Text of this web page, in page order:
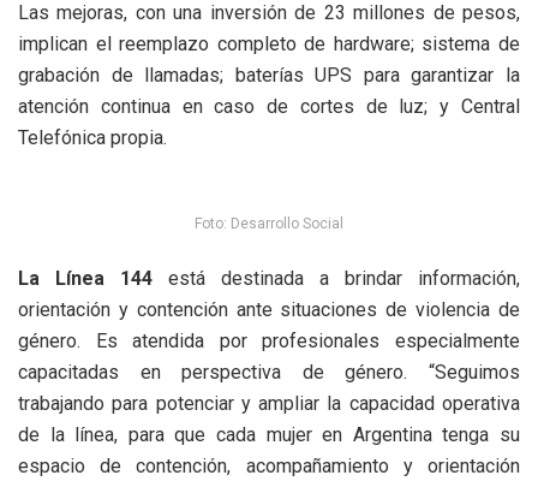
Las mejoras, con una inversión de 23 millones de pesos,
implican el reemplazo completo de hardware; sistema de
grabación de llamadas; baterías UPS para garantizar la
atención continua en caso de cortes de luz; y Central
Telefónica propia.
Foto: Desarrollo Social
La Línea 144 está destinada a brindar información,
orientación y contención ante situaciones de violencia de
género. Es atendida por profesionales especialmente
capacitadas en perspectiva de género. “Seguimos
trabajando para potenciar y ampliar la capacidad operativa
de la línea, para que cada mujer en Argentina tenga su
espacio de contención, acompañamiento y orientación